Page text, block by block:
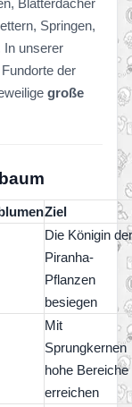
Blätterdächer
Springen,
In unserer
der
große
Ziel
Die Königin der
Piranha-
Pflanzen
besiegen
Mit
Sprungkernen
hohe Bereiche
erreichen